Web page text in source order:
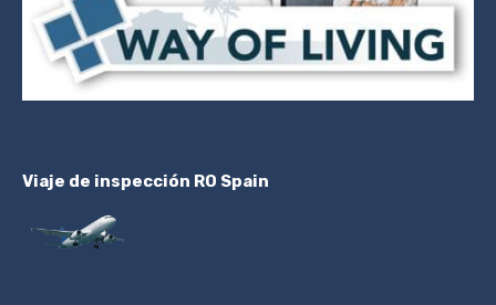
Viaje de inspección RO Spain